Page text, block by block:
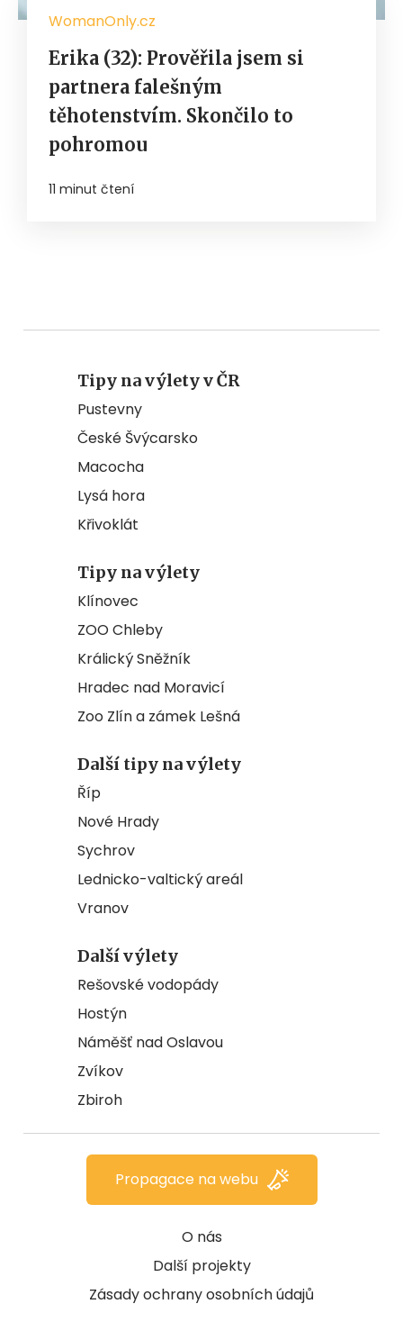
WomanOnly.cz
Erika (32): Prověřila jsem si
partnera falešným
těhotenstvím. Skončilo to
pohromou
11 minut čtení
Tipy na výlety v ČR
Pustevny
České Švýcarsko
Macocha
Lysá hora
Křivoklát
Tipy na výlety
Klínovec
ZOO Chleby
Králický Sněžník
Hradec nad Moravicí
Zoo Zlín a zámek Lešná
Další tipy na výlety
Říp
Nové Hrady
Sychrov
Lednicko-valtický areál
Vranov
Další výlety
Rešovské vodopády
Hostýn
Náměšť nad Oslavou
Zvíkov
Zbiroh
O nás
Další projekty
Zásady ochrany osobních údajů
Propagace na webu